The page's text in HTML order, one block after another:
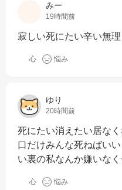
みー
19時間前
寂しい死にたい辛い無理
心 悩み
ゆり
20時間前
死にたい消えたい居な
口だけみんな死ねばい
い裏の私なんか嫌いなく
心 悩み